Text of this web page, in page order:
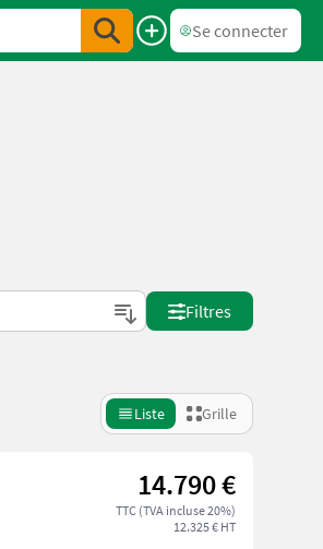
Se connecter
Filtres
Liste Grille
14.790 €
TTC (TVA incluse 20%)
12.325 € HT